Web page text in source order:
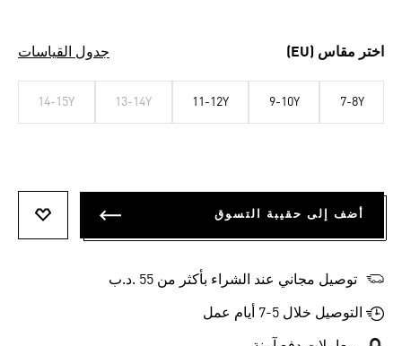
اختر مقاس (EU) جدول القياسات
7-8Y
9-10Y
11-12Y
13-14Y
14-15Y
أضف إلى حقيبة التسوق
توصيل مجاني عند الشراء بأكثر من 55 .د.ب‎
التوصيل خلال 5-7 أيام عمل